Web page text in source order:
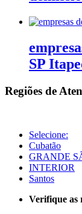
SP
Regiões de
Selecione:
Cubatão
GRANDE
INTERIOR
Santos
Verifique as